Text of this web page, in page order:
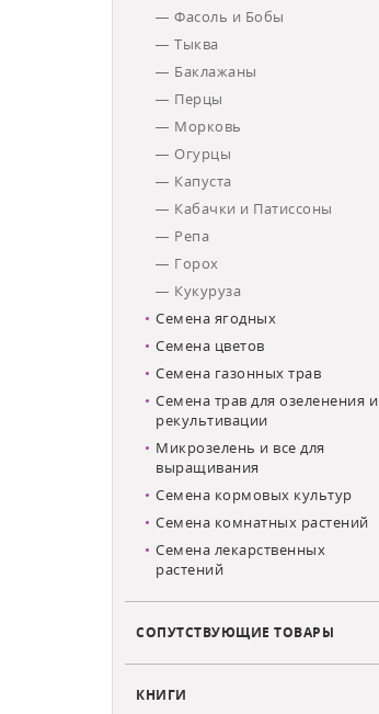
Фасоль и Бобы
Тыква
Баклажаны
Перцы
Морковь
Огурцы
Капуста
Кабачки и Патиссоны
Репа
Горох
Кукуруза
Семена ягодных
Семена цветов
Семена газонных трав
Семена трав для озеленения и
рекультивации
Микрозелень и все для
выращивания
Семена кормовых культур
Семена комнатных растений
Семена лекарственных
растений
СОПУТСТВУЮЩИЕ ТОВАРЫ
КНИГИ
Томат Подарок юбилею F1
Есть в наличии
80
В КОРЗИНУ